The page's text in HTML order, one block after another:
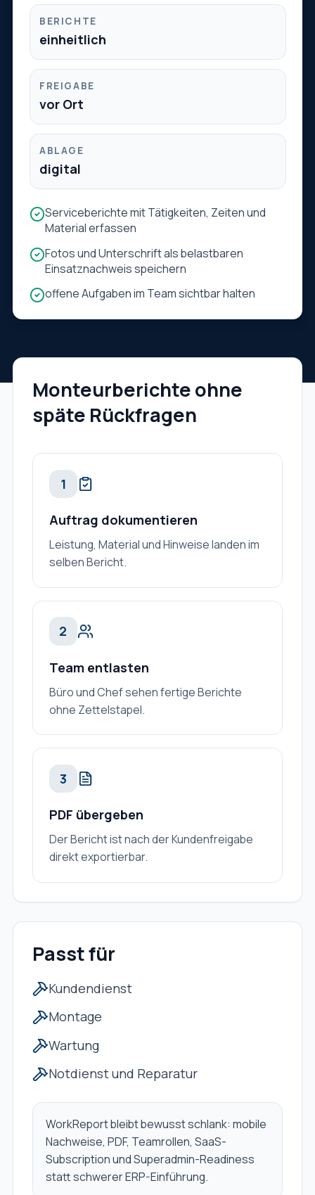
BERICHTE
einheitlich
FREIGABE
vor Ort
ABLAGE
digital
Serviceberichte mit Tätigkeiten, Zeiten und
Material erfassen
Fotos und Unterschrift als belastbaren
Einsatznachweis speichern
offene Aufgaben im Team sichtbar halten
Monteurberichte ohne
späte Rückfragen
1
Auftrag dokumentieren
Leistung, Material und Hinweise landen im
selben Bericht.
2
Team entlasten
Büro und Chef sehen fertige Berichte
ohne Zettelstapel.
3
PDF übergeben
Der Bericht ist nach der Kundenfreigabe
direkt exportierbar.
Passt für
Kundendienst
Montage
Wartung
Notdienst und Reparatur
WorkReport bleibt bewusst schlank: mobile
Nachweise, PDF, Teamrollen, SaaS-
Subscription und Superadmin-Readiness
statt schwerer ERP-Einführung.